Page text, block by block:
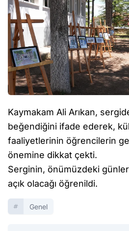
Kaymakam Ali Arıkan,
beğendiğini ifade ederek,
faaliyetlerinin öğrencilerin
önemine dikkat çekti.
Serginin, önümüzdeki
açık olacağı öğrenildi.
Genel